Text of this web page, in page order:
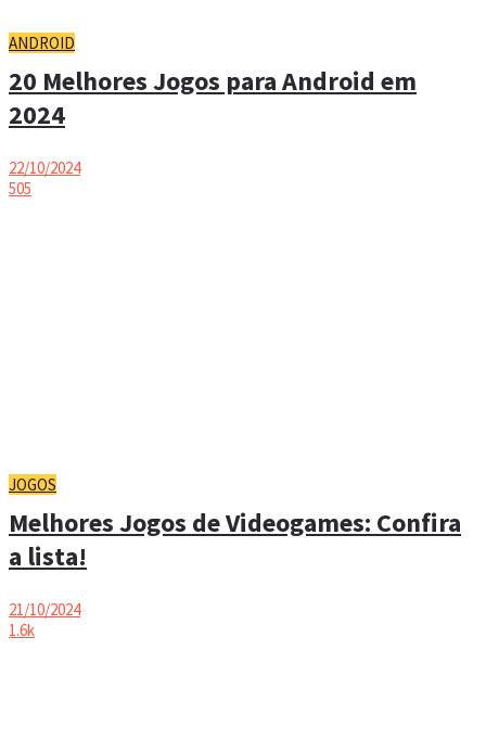
ANDROID
20 Melhores Jogos para Android em
2024
22/10/2024
505
JOGOS
Melhores Jogos de Videogames: Confira
a lista!
21/10/2024
1.6k